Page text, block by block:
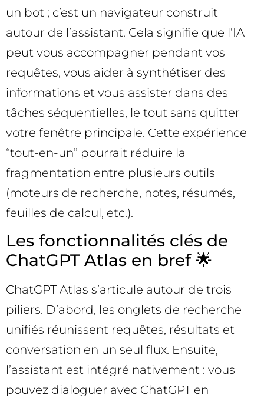
un bot ; c’est un navigateur construit
autour de l’assistant. Cela signifie que l’IA
peut vous accompagner pendant vos
requêtes, vous aider à synthétiser des
informations et vous assister dans des
tâches séquentielles, le tout sans quitter
votre fenêtre principale. Cette expérience
“tout-en-un” pourrait réduire la
fragmentation entre plusieurs outils
(moteurs de recherche, notes, résumés,
feuilles de calcul, etc.).
Les fonctionnalités clés de
ChatGPT Atlas en bref 🌟
ChatGPT Atlas s’articule autour de trois
piliers. D’abord, les onglets de recherche
unifiés réunissent requêtes, résultats et
conversation en un seul flux. Ensuite,
l’assistant est intégré nativement : vous
pouvez dialoguer avec ChatGPT en